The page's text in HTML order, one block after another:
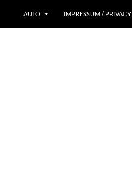
AUTO IMPRESSUM / PRIVACY